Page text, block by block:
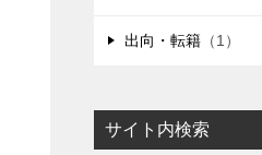
出向・転籍 （1）
サイト内検索